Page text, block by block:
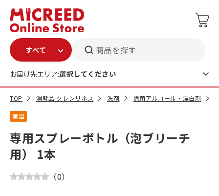
商品を探す
お届け先エリア:選択してください
TOP 消耗品 クレンリネス 洗剤 除菌アルコール・漂白剤
常温
専用スプレーボトル（泡ブリーチ
用） 1本
（0）